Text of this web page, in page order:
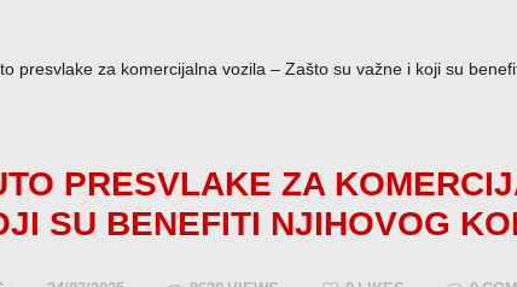
PRESVLAKE ZA
SU BENEFITI NJIHOVOG